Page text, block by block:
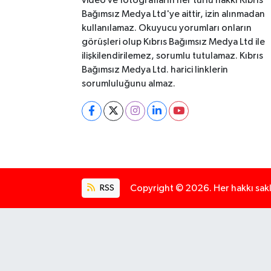
Bağımsız Medya Ltd'ye aittir, izin alınmadan
kullanılamaz. Okuyucu yorumları onların
görüşleri olup Kıbrıs Bağımsız Medya Ltd ile
ilişkilendirilemez, sorumlu tutulamaz. Kıbrıs
Bağımsız Medya Ltd. harici linklerin
sorumluluğunu almaz.
RSS Copyright © 2026. Her hakkı